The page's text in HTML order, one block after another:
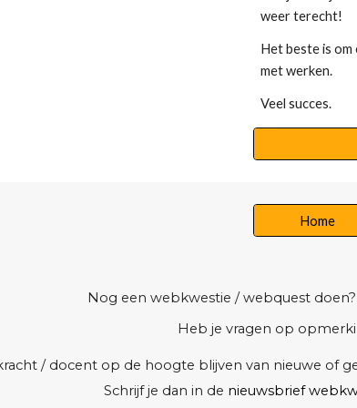
weer terecht!
Het beste is
met werken.
Veel succes.
Home
Nog een webkwestie / webquest doen?
Heb je vragen op
/ docent op de hoogte blijven van nieuwe of
Schrijf je dan in de nieuwsbrief